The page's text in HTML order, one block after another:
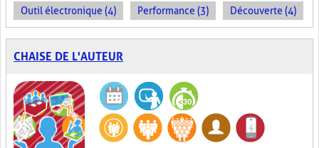
Outil électronique (4) Performance (3) Découverte (4)
CHAISE DE L'AUTEUR